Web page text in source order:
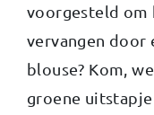
voorgesteld om
vervangen door
blouse? Kom,
groene